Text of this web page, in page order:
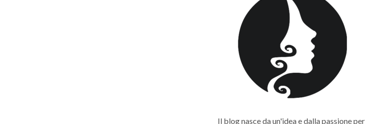
Il blog nasce da un'idea e dalla passione per